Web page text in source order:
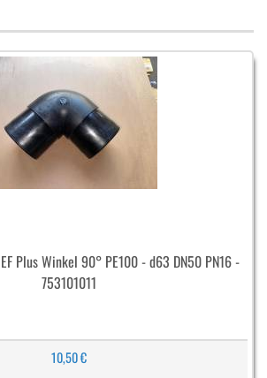
Plus Winkel 90° PE100 - d63 DN50 PN16 -
753101011
10,50 €